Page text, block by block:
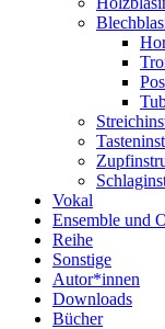
Vokal
Ensemble und
Reihe
Sonstige
Autor*innen
Downloads
Bücher